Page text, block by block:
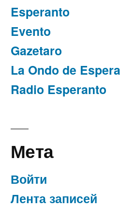
Esperanto
Evento
Gazetaro
La Ondo de
Radio Esperanto
Мета
Войти
Лента записей